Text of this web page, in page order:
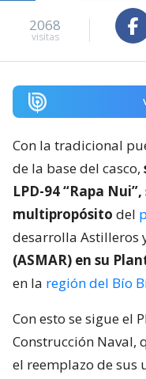
2068
visitas
Con la tradicional
de la base del casco,
LPD-94 “Rapa
multipropósito del
desarrolla Astilleros
(ASMAR) en su
en la región del Bío
Con esto se sigue el
Construcción Naval,
el reemplazo de sus